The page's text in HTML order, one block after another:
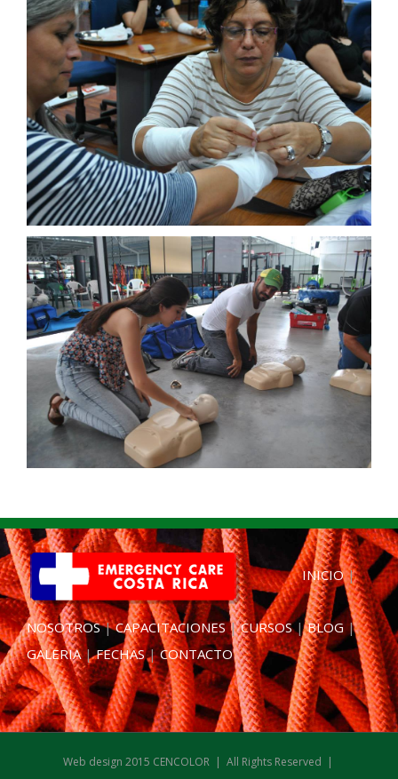
INICIO|
NOSOTROS|CAPACITACIONES|CURSOS|BLOG |
GALERIA|FECHAS|CONTACTO
Web design 2015 CENCOLOR | All Rights Reserved |